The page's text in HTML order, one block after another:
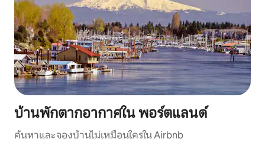
บ้านพักตากอากาศใน พอร์ตแลนด์
ค้นหาและจองบ้านไม่เหมือนใครใน Airbnb